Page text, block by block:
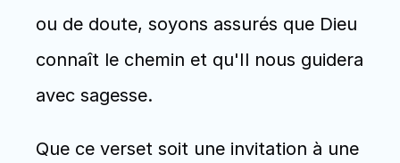
ou de doute, soyons assurés que Dieu
connaît le chemin et qu'Il nous guidera
avec sagesse.
Que ce verset soit une invitation à une